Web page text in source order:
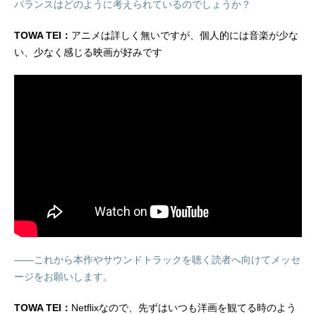
バランスはどのように考えられているのでしょうか？
TOWA TEI： アニメは詳しく無いですが、個人的には音楽が少な
い、少なく感じる映画が好みです
――これから本作やサウンドトラックを聴く読者へ向けてメッセ
ージをお願いします。
TOWA TEI： Netflixなので、先ずはいつも洋画を観てる時のよう